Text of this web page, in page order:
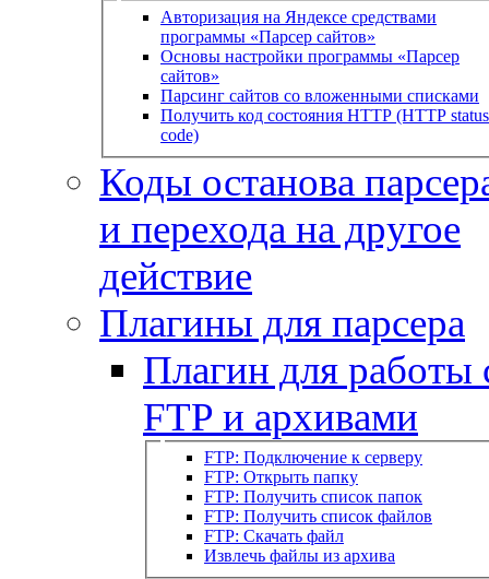
Авторизация на Яндексе средствами
программы «Парсер сайтов»
Основы настройки программы «Парсер
сайтов»
Парсинг сайтов со вложенными списками
Получить код состояния HTTP (HTTP status
code)
Коды останова
и перехода на другое
действие
Плагины для парсера
Плагин для работы
FTP и архивами
FTP: Подключение к серверу
FTP: Открыть папку
FTP: Получить список папок
FTP: Получить список файлов
FTP: Скачать файл
Извлечь файлы из архива